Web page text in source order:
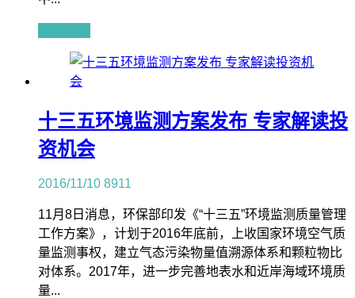
十三五环境监测方案发布 专家解读投
资机会
2016/11/10 8911
11月8日消息，环保部印发《“十三五”环境监测质量管理
工作方案》，计划于2016年底前，上收国家环境空气质
量监测事权，建立气态污染物量值溯源体系和颗粒物比
对体系。2017年，进一步完善地表水和近岸海域环境质
量...